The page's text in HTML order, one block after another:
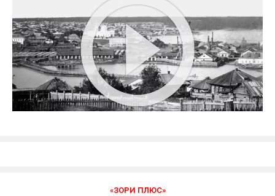
«ЗОРИ ПЛЮС»